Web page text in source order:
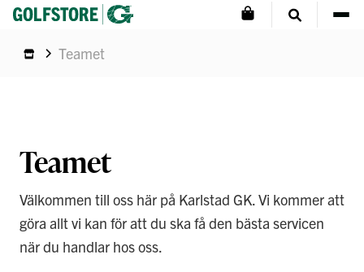
Teamet
Teamet
Välkommen till oss här på Karlstad GK. Vi kommer att
göra allt vi kan för att du ska få den bästa servicen
när du handlar hos oss.